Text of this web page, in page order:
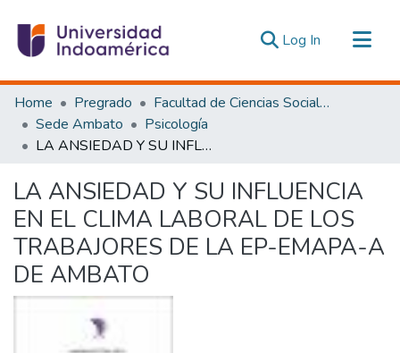
Log In (current)
Communities & Collections
All of DSpace
Statistics
Home Pregrado
Facultad de Ciencias Sociales y Humanas
Sede Ambato
Psicología
LA ANSIEDAD Y SU INFLUENCIA EN EL CLIMA LABORAL DE LOS TRABAJORES DE LA EP-EMAPA-A DE AMBATO
LA ANSIEDAD Y SU INFLUENCIA
EN EL CLIMA LABORAL DE LOS
TRABAJORES DE LA EP-EMAPA-A
DE AMBATO